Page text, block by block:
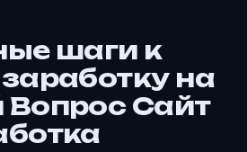
шаги к
на
Сайт